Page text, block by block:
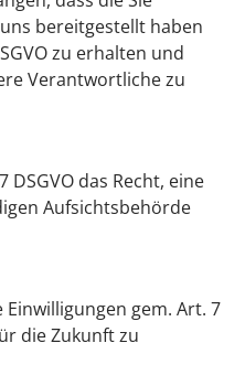
bereitgestellt haben
zu erhalten und
Verantwortliche zu
DSGVO das Recht, eine
Aufsichtsbehörde
gem. Art. 7
die Zukunft zu